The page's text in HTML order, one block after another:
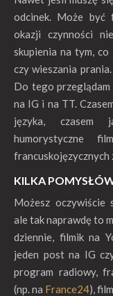
odcinek. Może być
okazji czynności
skupienia na tym, co
czy wieszania
Do tego przeglądam
na IG i na TT.
języka, czasem
humorystyczne
francuskojęzycznych
KILKA
Możesz
ale tak naprawdę to
dziennie, filmik na
jeden post na IG
program radiowy,
(np. na France24),